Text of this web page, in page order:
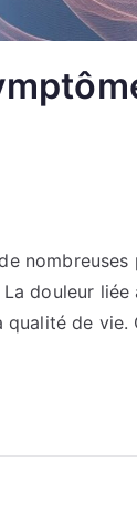
douleur
de vie.